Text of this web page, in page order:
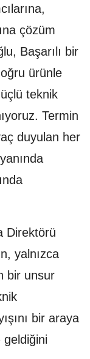
çözüm
Başarılı bir
ürünle
teknik
Termin
duyulan her
Direktörü
yalnızca
bir unsur
bir araya